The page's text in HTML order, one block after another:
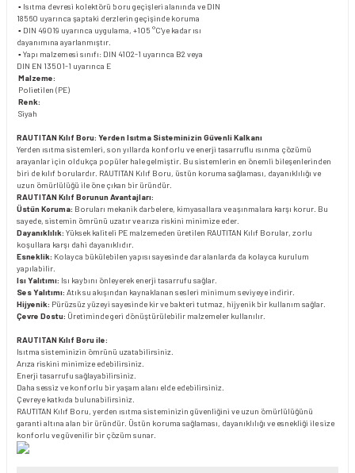
▪ Isıtma devresi kolektörü boru geçişleri alanında ve DIN
18560 uyarınca şaptaki derzlerin geçişinde koruma
▪ DIN 49019 uyarınca uygulama, +105 °C'ye kadar ısı
dayanımına ayarlanmıştır.
▪ Yapı malzemesi sınıfı: DIN 4102-1 uyarınca B2 veya
DIN EN 13501-1 uyarınca E
Malzeme:
Polietilen (PE)
Renk:
Siyah
RAUTITAN Kılıf Boru: Yerden Isıtma Sisteminizin Güvenli Kalkanı
Yerden ısıtma sistemleri, son yıllarda konforlu ve enerji tasarruflu ısınma çözümü
arayanlar için oldukça popüler hale gelmiştir. Bu sistemlerin en önemli bileşenlerinden
biri de kılıf borulardır. RAUTITAN Kılıf Boru, üstün koruma sağlaması, dayanıklılığı ve
uzun ömürlülüğü ile öne çıkan bir üründür.
RAUTITAN Kılıf Borunun Avantajları:
Üstün Koruma: Boruları mekanik darbelere, kimyasallara ve aşınmalara karşı korur. Bu
sayede, sistemin ömrünü uzatır ve arıza riskini minimize eder.
Dayanıklılık: Yüksek kaliteli PE malzemeden üretilen RAUTITAN Kılıf Borular, zorlu
koşullara karşı dahi dayanıklıdır.
Esneklik: Kolayca bükülebilen yapısı sayesinde dar alanlarda da kolayca kurulum
yapılabilir.
Isı Yalıtımı: Isı kaybını önleyerek enerji tasarrufu sağlar.
Ses Yalıtımı: Atık su akışından kaynaklanan sesleri minimum seviyeye indirir.
Hijyenik: Pürüzsüz yüzeyi sayesinde kir ve bakteri tutmaz, hijyenik bir kullanım sağlar.
Çevre Dostu: Üretiminde geri dönüştürülebilir malzemeler kullanılır.
RAUTITAN Kılıf Boru ile:
Isıtma sisteminizin ömrünü uzatabilirsiniz.
Arıza riskini minimize edebilirsiniz.
Enerji tasarrufu sağlayabilirsiniz.
Daha sessiz ve konforlu bir yaşam alanı elde edebilirsiniz.
Çevreye katkıda bulunabilirsiniz.
RAUTITAN Kılıf Boru, yerden ısıtma sisteminizin güvenliğini ve uzun ömürlülüğünü
garanti altına alan bir üründür. Üstün koruma sağlaması, dayanıklılığı ve esnekliği ile size
konforlu ve güvenilir bir çözüm sunar.